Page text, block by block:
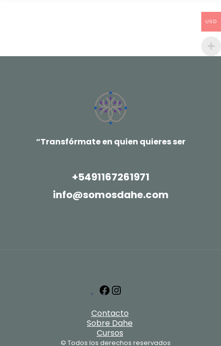
“Transfórmate en quien quieres ser
+5491167261971
info@somosdahe.com
Facebook
Contacto
Sobre Dahe
Cursos
© Todos los derechos reservados
USD